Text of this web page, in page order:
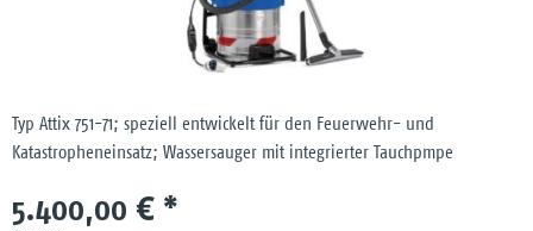
Typ Attix 751-71; speziell entwickelt für den Feuerwehr- und
Katastropheneinsatz; Wassersauger mit integrierter Tauchpmpe
5.400,00 € *